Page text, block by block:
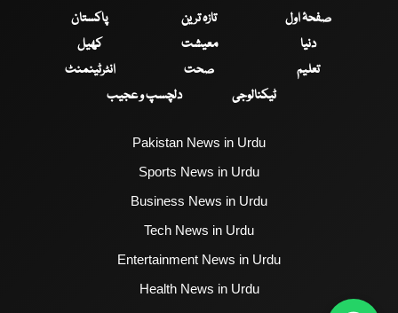
صفحۂ اول تازہ ترین
پاکستان
دنیا
معیشت
کھیل
تعلیم
صحت
انٹرٹینمنٹ
ٹیکنالوجی
دلچسپ و عجیب
Pakistan News in Urdu
Sports News in Urdu
Business News in Urdu
Tech News in Urdu
Entertainment News in Urdu
Health News in Urdu